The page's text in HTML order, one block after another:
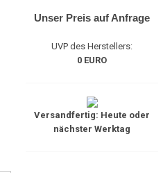
Unser Preis auf Anfrage
UVP des Herstellers:
0 EURO
Versandfertig: Heute oder
nächster Werktag